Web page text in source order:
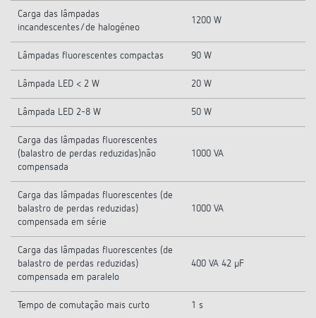
Carga das lâmpadas
incandescentes/de halogéneo
1200 W
Lâmpadas fluorescentes compactas 90 W
Lâmpada LED < 2 W 20 W
Lâmpada LED 2-8 W 50 W
Carga das lâmpadas fluorescentes
(balastro de perdas reduzidas)não
compensada
1000 VA
Carga das lâmpadas fluorescentes (de
balastro de perdas reduzidas)
compensada em série
1000 VA
Carga das lâmpadas fluorescentes (de
balastro de perdas reduzidas)
compensada em paralelo
400 VA 42 µF
Tempo de comutação mais curto 1 s